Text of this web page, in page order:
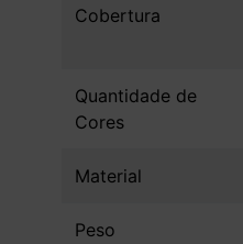
Cobertura
Quantidade de
Cores
Material
Peso